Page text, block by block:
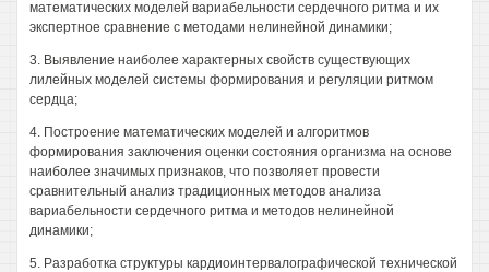
математических моделей вариабельности сердечного ритма и их
экспертное сравнение с методами нелинейной динамики;
3. Выявление наиболее характерных свойств существующих
лилейных моделей системы формирования и регуляции ритмом
сердца;
4. Построение математических моделей и алгоритмов
формирования заключения оценки состояния организма на основе
наиболее значимых признаков, что позволяет провести
сравнительный анализ традиционных методов анализа
вариабельности сердечного ритма и методов нелинейной
динамики;
5. Разработка структуры кардиоинтервалографической технической